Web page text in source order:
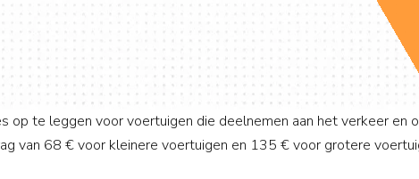
te leggen voor voertuigen die deelnemen aan het verkeer en
van 68 € voor kleinere voertuigen en 135 € voor grotere